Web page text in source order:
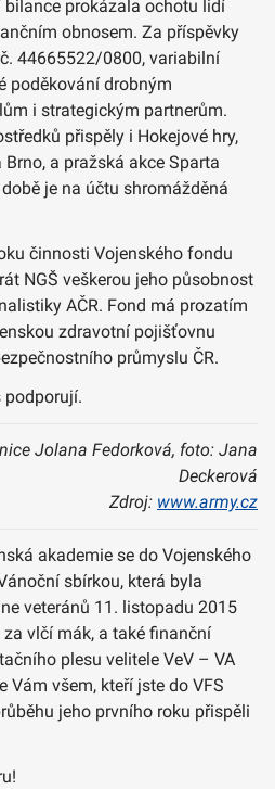
prokázala ochotu lidí
obnosem. Za příspěvky
44665522/0800, variabilní
poděkování drobným
i strategickým partnerům.
přispěly i Hokejové hry,
a pražská akce Sparta
je na účtu shromážděná
činnosti Vojenského fondu
NGŠ veškerou jeho působnost
AČR. Fond má prozatím
zdravotní pojišťovnu
průmyslu ČR.
podporují.
Jolana Fedorková, foto: Jana
Deckerová
Zdroj: www.army.cz
akademie se do Vojenského
sbírkou, která byla
veteránů 11. listopadu 2015
vlčí mák, a také finanční
plesu velitele VeV – VA
Vám všem, kteří jste do VFS
jeho prvního roku přispěli